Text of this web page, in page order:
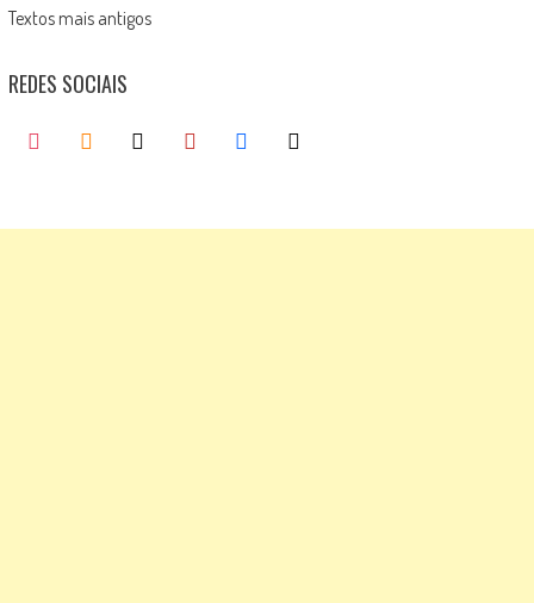
Posts
navigation
Textos mais antigos
REDES SOCIAIS